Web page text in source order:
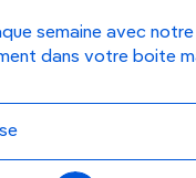
semaine avec
dans votre boite